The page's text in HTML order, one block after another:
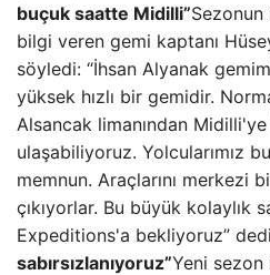
buçuk saatte Midilli”
bilgi veren gemi kaptanı
söyledi: “İhsan Alyanak
yüksek hızlı bir gemidir.
Alsancak limanından
ulaşabiliyoruz. Yolcularımız
memnun. Araçlarını merkezi
çıkıyorlar. Bu büyük kolaylık
Expeditions'a bekliyoruz”
sabırsızlanıyoruz”Yeni sezon